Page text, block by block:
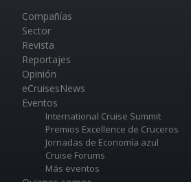
Compañías
Sector
Revista
Reportajes
Opinión
eCruisesNews
Eventos
International Cruise Summit
Premios Excellence de Cruceros
Jornadas de Economía azul
Cruise Forums
Más eventos